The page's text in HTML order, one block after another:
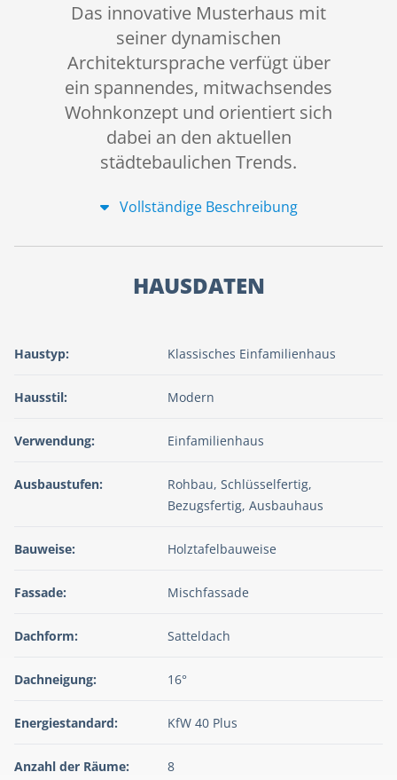
Das innovative Musterhaus mit
seiner dynamischen
Architektursprache verfügt über
ein spannendes, mitwachsendes
Wohnkonzept und orientiert sich
dabei an den aktuellen
städtebaulichen Trends.
Vollständige Beschreibung
HAUSDATEN
Haustyp: Klassisches Einfamilienhaus
Hausstil: Modern
Verwendung: Einfamilienhaus
Ausbaustufen:
Rohbau, Schlüsselfertig,
Bezugsfertig, Ausbauhaus
Bauweise: Holztafelbauweise
Fassade: Mischfassade
Dachform: Satteldach
Dachneigung: 16°
Energiestandard: KfW 40 Plus
Anzahl der Räume: 8